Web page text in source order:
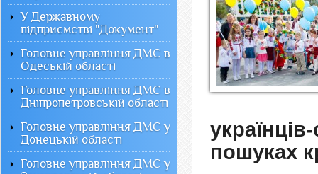
пошуках
У Державному
підприємстві "Документ"
Головне управління ДМС в
Одеській області
Головне управління ДМС в
Дніпропетровській області
Головне управління ДМС у
Донецькій області
Головне управління ДМС у